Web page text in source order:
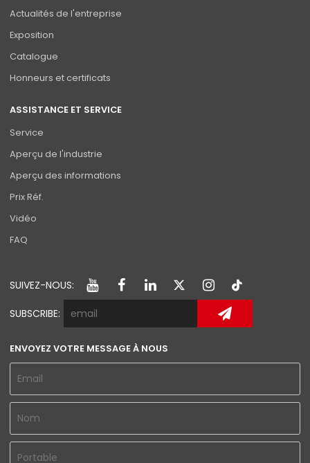
Actualités de l'entreprise
Exposition
Catalogue
Honneurs et certificats
ASSISTANCE ET SERVICE
Service
Aperçu de l'industrie
Aperçu des informations
Prix Réf.
Vidéo
FAQ
SUIVEZ-NOUS:
SUBSCRIBE:
ENVOYEZ VOTRE MESSAGE À NOUS